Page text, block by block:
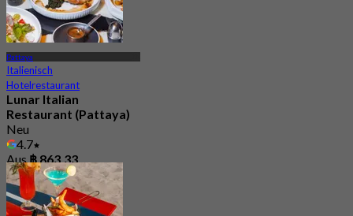
Pattaya
Italienisch
Hotelrestaurant
Lunar Italian
Restaurant (Pattaya)
Neu
4.7
Aus ฿ 863.33